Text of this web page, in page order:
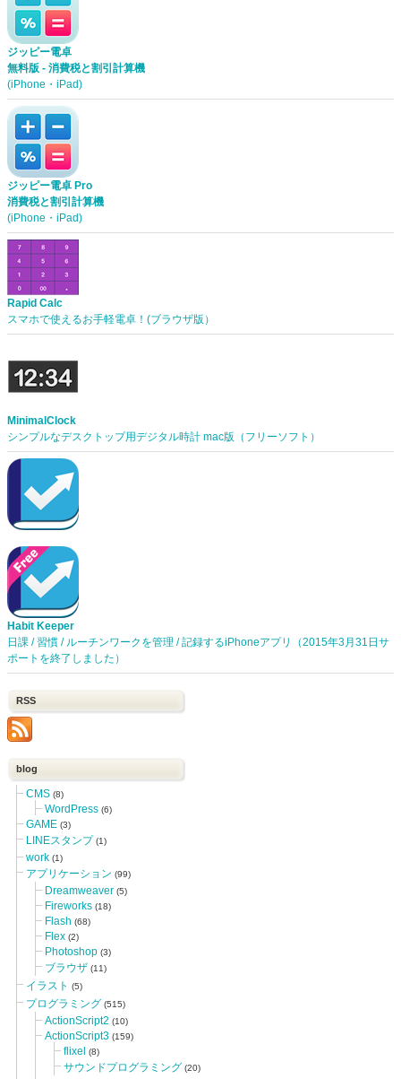
ジッピー電卓
無料版 - 消費税と割引計算機
(iPhone・iPad)
ジッピー電卓 Pro
消費税と割引計算機
(iPhone・iPad)
Rapid Calc
スマホで使えるお手軽電卓！(ブラウザ版）
MinimalClock
シンプルなデスクトップ用デジタル時計 mac版（フリーソフト）
Habit Keeper
日課 / 習慣 / ルーチンワークを管理 / 記録するiPhoneアプリ（2015年3月31日サ
ポートを終了しました）
RSS
blog
CMS (8)
WordPress (6)
GAME (3)
LINEスタンプ (1)
work (1)
アプリケーション (99)
Dreamweaver (5)
Fireworks (18)
Flash (68)
Flex (2)
Photoshop (3)
ブラウザ (11)
イラスト (5)
プログラミング (515)
ActionScript2 (10)
ActionScript3 (159)
flixel (8)
サウンドプログラミング (20)